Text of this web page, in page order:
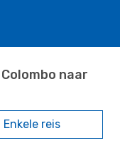
naar
Enkele reis